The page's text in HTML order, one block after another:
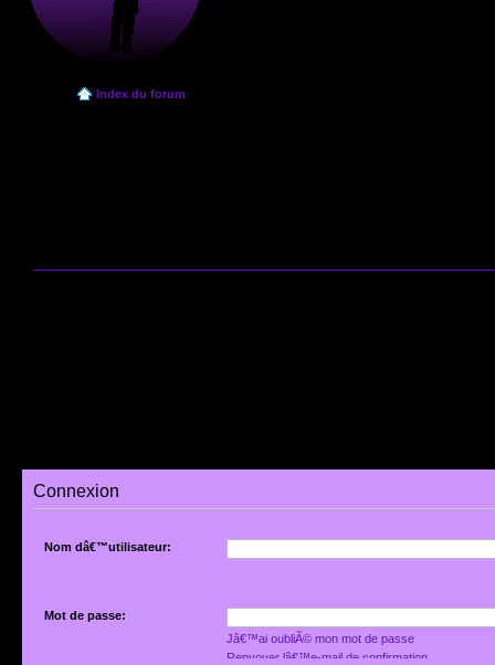
Index du forum
Connexion
Nom dâ€™utilisateur:
Mot de passe:
Jâ€™ai oubliÃ© mon mot de passe
Renvoyer lâ€™e-mail de confirmation